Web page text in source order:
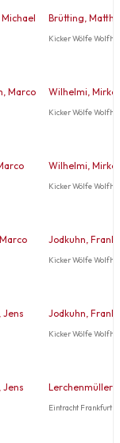
Brütting,
Kicker Wölfe
Marco Wilhelmi, Mirko
Kicker Wölfe
Wilhelmi, Mirko
Kicker Wölfe
Jodkuhn, Frank
Kicker Wölfe
Jodkuhn, Frank
Kicker Wölfe
Lerchenmüller,
Eintracht Frankfurt 4